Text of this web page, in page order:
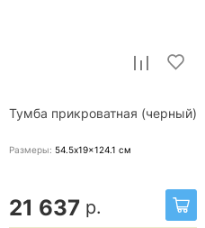
Тумба прикроватная (черный)
Размеры: 54.5x19x124.1 см
21 637 р.